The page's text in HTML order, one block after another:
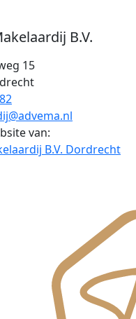
B.V.
15
van:
B.V. Dordrecht